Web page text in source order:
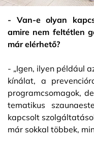
- Van-e olyan
amire nem feltétlen
már elérhető?
- „Igen, ilyen például
kínálat, a
programcsomagok,
tematikus
kapcsolt
már sokkal többek,